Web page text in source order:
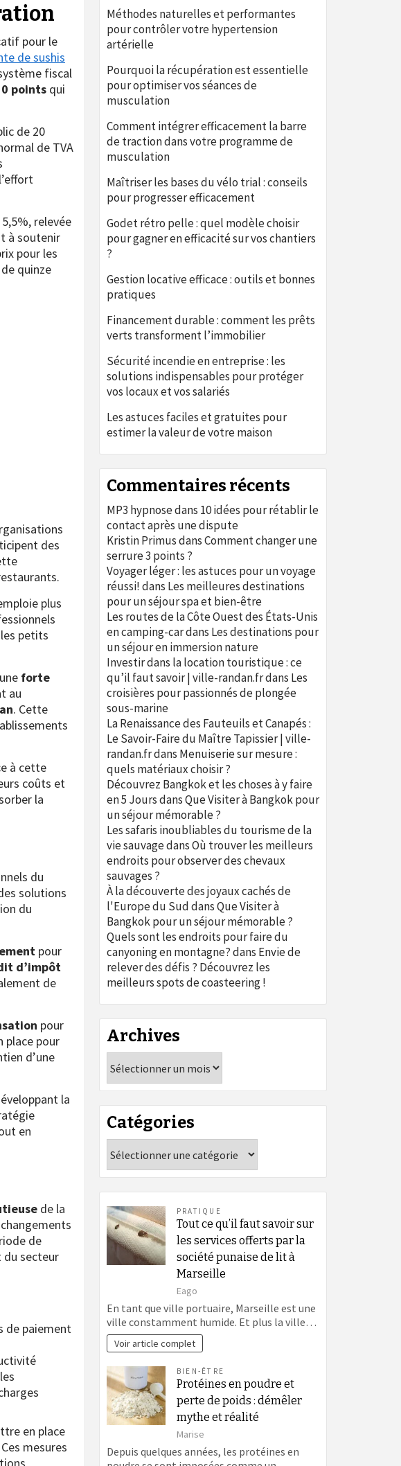
pour le
de sushis
fiscal
points qui
de 20
de TVA
relevée
à soutenir
pour les
quinze
des
plus
petits
forte
au
. Cette
à cette
coûts et
la
du
solutions
du
pour
d’impôt
de
pour
place pour
d’une
la
en
de la
de
secteur
de paiement
en place
mesures
Méthodes naturelles et performantes
pour contrôler votre hypertension
artérielle
Pourquoi la récupération est essentielle
pour optimiser vos séances de
musculation
Comment intégrer efficacement la barre
de traction dans votre programme de
musculation
Maîtriser les bases du vélo trial : conseils
pour progresser efficacement
Godet rétro pelle : quel modèle choisir
pour gagner en efficacité sur vos chantiers
?
Gestion locative efficace : outils et bonnes
pratiques
Financement durable : comment les prêts
verts transforment l’immobilier
Sécurité incendie en entreprise : les
solutions indispensables pour protéger
vos locaux et vos salariés
Les astuces faciles et gratuites pour
estimer la valeur de votre maison
Commentaires récents
MP3 hypnosedans 10 idées pour rétablir le
contact après une dispute
Kristin PrimusdansComment changer une
serrure 3 points ?
Voyager léger : les astuces pour un voyage
réussi!dans Les meilleures destinations
pour un séjour spa et bien-être
Les routes de la Côte Ouest des États-Unis
en camping-cardans Les destinations pour
un séjour en immersion nature
Investir dans la location touristique : ce
qu’il faut savoir | ville-randan.frdans Les
croisières pour passionnés de plongée
sous-marine
La Renaissance des Fauteuils et Canapés :
Le Savoir-Faire du Maître Tapissier | ville-
randan.frdans Menuiserie sur mesure :
quels matériaux choisir ?
Découvrez Bangkok et les choses à y faire
en 5 JoursdansQue Visiter à Bangkok pour
un séjour mémorable ?
Les safaris inoubliables du tourisme de la
vie sauvagedansOù trouver les meilleurs
endroits pour observer des chevaux
sauvages ?
À la découverte des joyaux cachés de
l'Europe du SuddansQue Visiter à
Bangkok pour un séjour mémorable ?
Quels sont les endroits pour faire du
canyoning en montagne?dans Envie de
relever des défis ? Découvrez les
meilleurs spots de coasteering !
Archives
Catégories
PRATIQUE
Tout ce qu’il faut savoir sur
les services offerts par la
société punaise de lit à
Marseille
Eago
En tant que ville portuaire, Marseille est une
ville constamment humide. Et plus la ville…
Voir article complet
BIEN-ÊTRE
Protéines en poudre et
perte de poids : démêler
mythe et réalité
Marise
Depuis quelques années, les protéines en